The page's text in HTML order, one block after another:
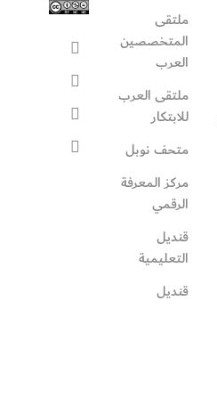
ملتقى
المتخصصين
العرب
ملتقى العرب
للابتكار
متحف نوبل
مركز المعرفة
الرقمي
قنديل
التعليمية
قنديل